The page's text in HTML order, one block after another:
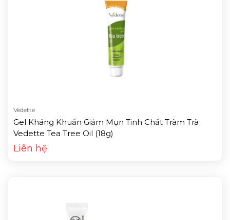
Vedette
Gel Kháng Khuẩn Giảm Mụn Tinh Chất Tràm Trà
Vedette Tea Tree Oil (18g)
Liên hệ